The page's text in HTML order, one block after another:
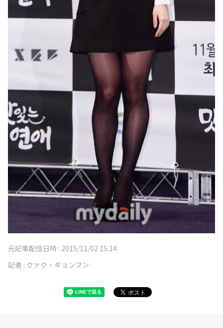
元記事配信日時 : 2015/11/02 15:14
記者 : クァク・ギョンフン